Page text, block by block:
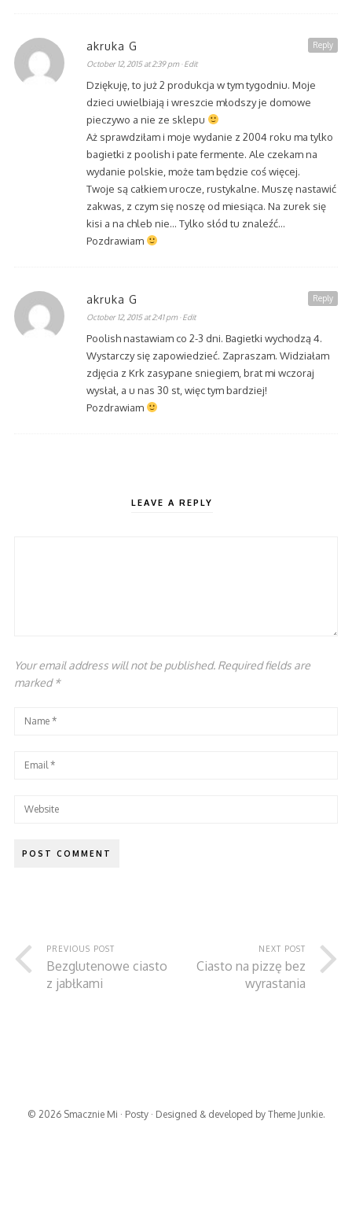
akruka G
October 12, 2015 at 2:39 pm · Edit
Dziękuję, to już 2 produkcja w tym tygodniu. Moje
dzieci uwielbiają i wreszcie młodszy je domowe
pieczywo a nie ze sklepu
Aż sprawdziłam i moje wydanie z 2004 roku ma tylko
bagietki z poolish i pate fermente. Ale czekam na
wydanie polskie, może tam będzie coś więcej.
Twoje są całkiem urocze, rustykalne. Muszę nastawić
zakwas, z czym się noszę od miesiąca. Na zurek się
kisi a na chleb nie… Tylko słód tu znaleźć…
Pozdrawiam
Reply
akruka G
October 12, 2015 at 2:41 pm · Edit
Poolish nastawiam co 2-3 dni. Bagietki wychodzą 4.
Wystarczy się zapowiedzieć. Zapraszam. Widziałam
zdjęcia z Krk zasypane sniegiem, brat mi wczoraj
wysłał, a u nas 30 st, więc tym bardziej!
Pozdrawiam
Reply
LEAVE A REPLY
Your email address will not be published. Required fields are
marked*
PREVIOUS POST
Bezglutenowe ciasto
z jabłkami
NEXT POST
Ciasto na pizzę bez
wyrastania
© 2026 Smacznie Mi · Posty· Designed & developed by Theme Junkie.